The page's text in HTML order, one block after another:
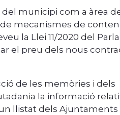
del municipi com a àrea
mecanismes de
la Llei 11/2020 del
el preu dels nous
de les memòries i dels
la informació
llistat dels Ajuntaments